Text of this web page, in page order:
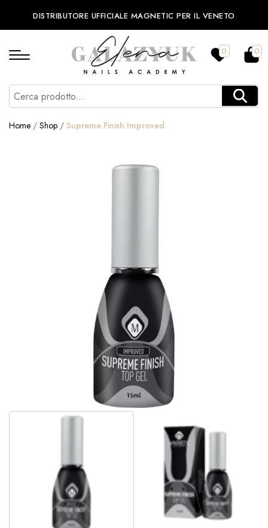
DISTRIBUTORE UFFICIALE MAGNETIC PER IL VENETO
0 0
Home / Shop / Supreme Finish Improved